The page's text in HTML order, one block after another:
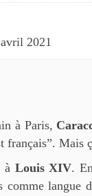
2021
à Paris,
français”. Mais
à Louis XIV.
comme langue